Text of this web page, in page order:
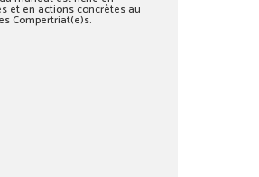
et en actions concrètes au
Compertriat(e)s.